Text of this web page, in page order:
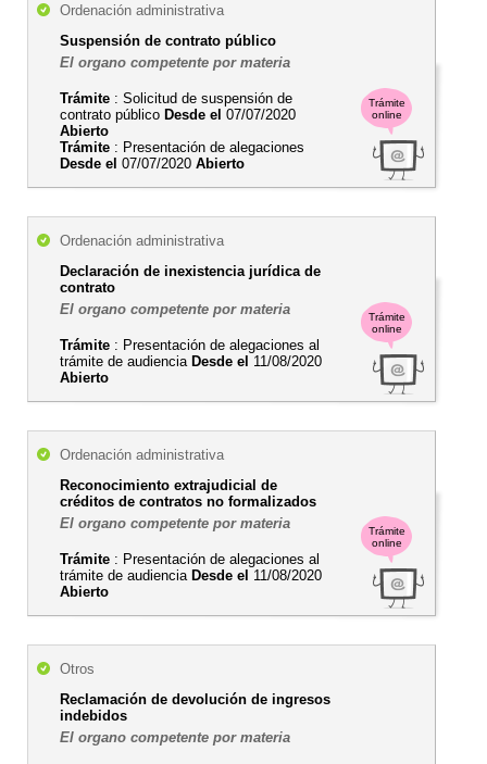
Trámite
online
Ordenación administrativa
Suspensión de contrato público
El organo competente por materia
Trámite : Solicitud de suspensión de
contrato público Desde el 07/07/2020
Abierto
Trámite : Presentación de alegaciones
Desde el 07/07/2020 Abierto
Trámite
online
Ordenación administrativa
Declaración de inexistencia jurídica de
contrato
El organo competente por materia
Trámite : Presentación de alegaciones al
trámite de audiencia Desde el 11/08/2020
Abierto
Trámite
online
Ordenación administrativa
Reconocimiento extrajudicial de
créditos de contratos no formalizados
El organo competente por materia
Trámite : Presentación de alegaciones al
trámite de audiencia Desde el 11/08/2020
Abierto
Otros
Reclamación de devolución de ingresos
indebidos
El organo competente por materia